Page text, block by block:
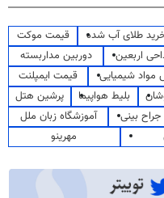
طلای آب شده
قیمت موکت
اربعین
دوربین مداربسته
شیمیایی
قیمت ایمپلنت
بلیط هواپیما
پرشین هتل
جراح بینی
آموزشگاه زبان ملل
مهرینو